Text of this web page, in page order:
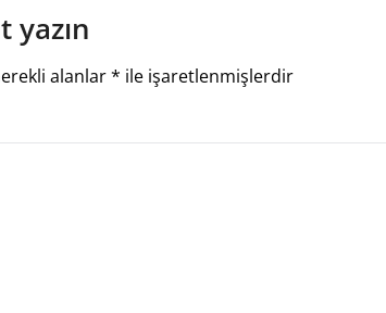
yazın
alanlar* ile işaretlenmişlerdir